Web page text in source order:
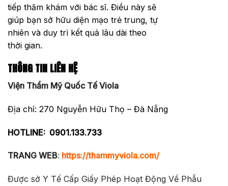
tiếp thăm khám với bác sĩ. Điều này sẽ
giúp bạn sở hữu diện mạo trẻ trung, tự
nhiên và duy trì kết quả lâu dài theo
thời gian.
THÔNG TIN LIÊN HỆ
Viện Thẩm Mỹ Quốc Tế Viola
Địa chỉ: 270 Nguyễn Hữu Thọ – Đà Nẵng
HOTLINE: 0901.133.733
TRANG WEB: https://thammyviola.com/
Được sở Y Tế Cấp Giấy Phép Hoạt Động Về Phẫu